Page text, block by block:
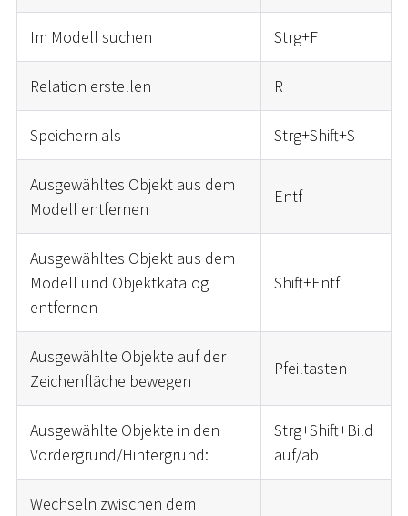
Im Modell suchen Strg+F
Relation erstellen R
Speichern als Strg+Shift+S
Ausgewähltes Objekt aus dem
Modell entfernen
Entf
Ausgewähltes Objekt aus dem
Modell und Objektkatalog
entfernen
Shift+Entf
Ausgewählte Objekte auf der
Zeichenfläche bewegen
Pfeiltasten
Ausgewählte Objekte in den
Vordergrund/Hintergrund:
Strg+Shift+Bild
auf/ab
Wechseln zwischen dem